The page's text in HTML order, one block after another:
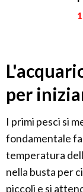
per
I primi pesci si
fondamentale
temperatura
nella busta per
piccoli e si